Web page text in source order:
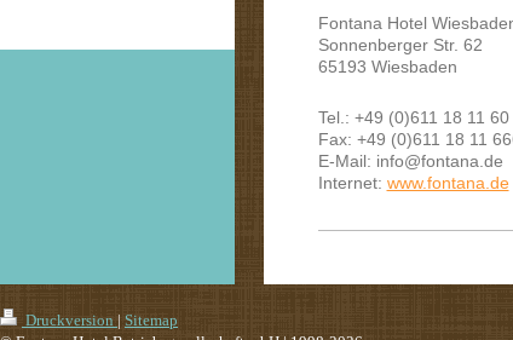
Fontana Hotel
Sonnenberger Str. 62
65193 Wiesbaden
Tel.: +49 (0)611 18 11 60
Fax: +49 (0)611 18 11
E-Mail: info@fontana.de
Internet: www.fontana.de
Druckversion | Sitemap